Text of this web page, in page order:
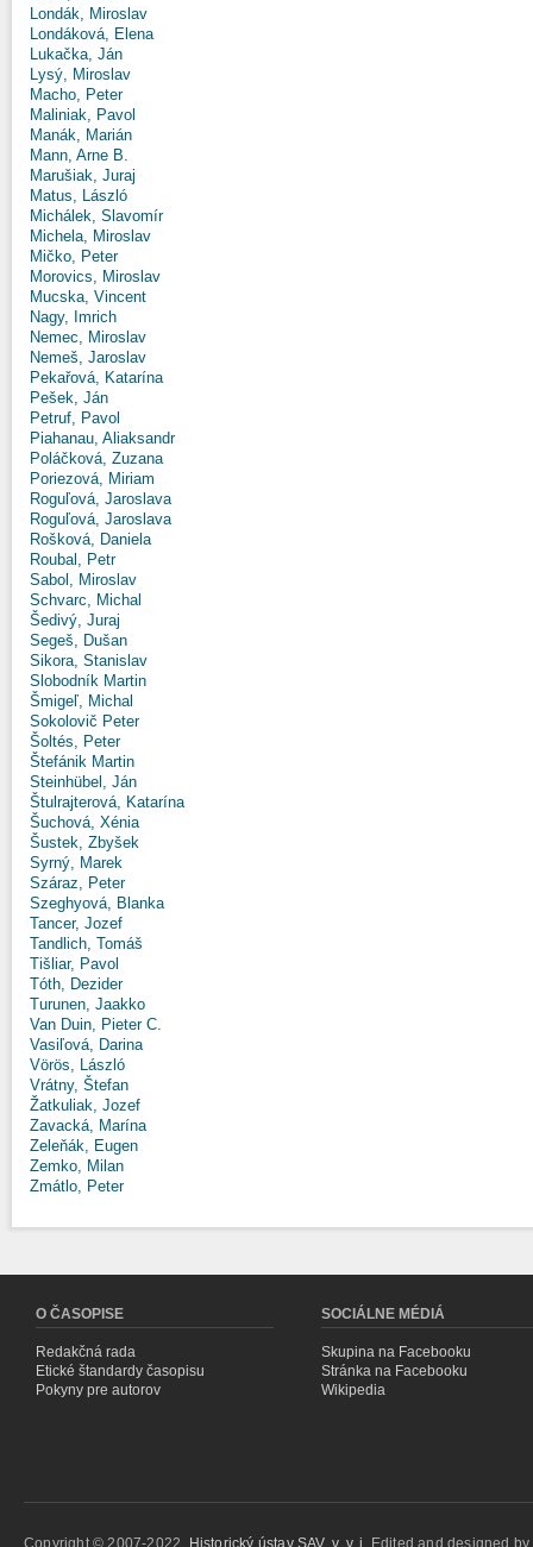
Londák, Miroslav
Londáková, Elena
Lukačka, Ján
Lysý, Miroslav
Macho, Peter
Maliniak, Pavol
Manák, Marián
Mann, Arne B.
Marušiak, Juraj
Matus, László
Michálek, Slavomír
Michela, Miroslav
Mičko, Peter
Morovics, Miroslav
Mucska, Vincent
Nagy, Imrich
Nemec, Miroslav
Nemeš, Jaroslav
Pekařová, Katarína
Pešek, Ján
Petruf, Pavol
Piahanau, Aliaksandr
Poláčková, Zuzana
Poriezová, Miriam
Roguľová, Jaroslava
Roguľová, Jaroslava
Rošková, Daniela
Roubal, Petr
Sabol, Miroslav
Schvarc, Michal
Šedivý, Juraj
Segeš, Dušan
Sikora, Stanislav
Slobodník Martin
Šmigeľ, Michal
Sokolovič Peter
Šoltés, Peter
Štefánik Martin
Steinhübel, Ján
Štulrajterová, Katarína
Šuchová, Xénia
Šustek, Zbyšek
Syrný, Marek
Száraz, Peter
Szeghyová, Blanka
Tancer, Jozef
Tandlich, Tomáš
Tišliar, Pavol
Tóth, Dezider
Turunen, Jaakko
Van Duin, Pieter C.
Vasiľová, Darina
Vörös, László
Vrátny, Štefan
Žatkuliak, Jozef
Zavacká, Marína
Zeleňák, Eugen
Zemko, Milan
Zmátlo, Peter
O ČASOPISE
Redakčná rada
Etické štandardy časopisu
Pokyny pre autorov
SOCIÁLNE MÉDIÁ
Skupina na Facebooku
Stránka na Facebooku
Wikipedia